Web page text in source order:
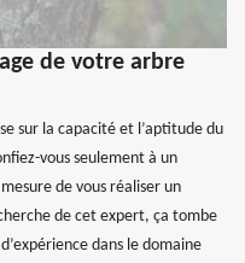
de votre arbre
sur la capacité et l’aptitude du
vous seulement à un
de vous réaliser un
de cet expert, ça tombe
dans le domaine